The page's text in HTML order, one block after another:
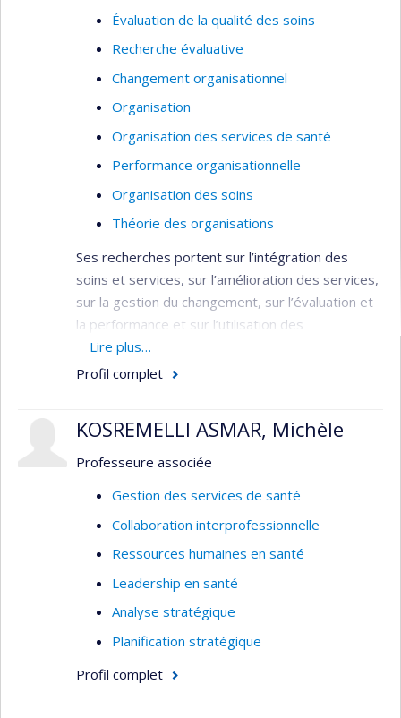
Évaluation de la qualité des soins
Recherche évaluative
Changement organisationnel
Organisation
Organisation des services de santé
Performance organisationnelle
Organisation des soins
Théorie des organisations
Ses recherches portent sur l’intégration des
soins et services, sur l’amélioration des services,
sur la gestion du changement, sur l’évaluation et
la performance et sur l’utilisation des
connaissances.
Domaines : Médecine sociale et préventive
santé
Méthodologies : Évaluative –
Lire plus…
Profil complet
KOSREMELLI ASMAR, Michèle
Professeure associée
Gestion des services de santé
Collaboration interprofessionnelle
Ressources humaines en santé
Leadership en santé
Analyse stratégique
Planification stratégique
Profil complet